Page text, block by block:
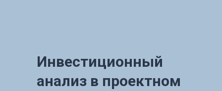
Инвестиционный
анализ в проектном